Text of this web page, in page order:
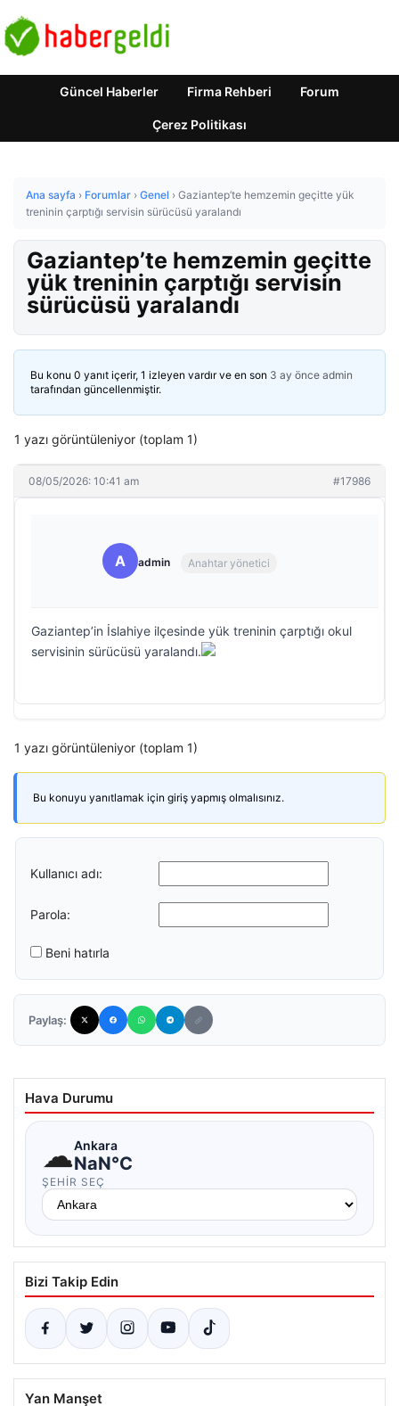
Güncel Haberler Firma Rehberi Forum
Çerez Politikası
Ana sayfa › Forumlar › Genel › Gaziantep’te hemzemin geçitte yük
treninin çarptığı servisin sürücüsü yaralandı
Gaziantep’te hemzemin geçitte
yük treninin çarptığı servisin
sürücüsü yaralandı
Bu konu 0 yanıt içerir, 1 izleyen vardır ve en son 3 ay önce admin
tarafından güncellenmiştir.
1 yazı görüntüleniyor (toplam 1)
08/05/2026: 10:41 am #17986
A admin Anahtar yönetici
Gaziantep’in İslahiye ilçesinde yük treninin çarptığı okul
servisinin sürücüsü yaralandı.
1 yazı görüntüleniyor (toplam 1)
Bu konuyu yanıtlamak için giriş yapmış olmalısınız.
Kullanıcı adı:
Parola:
Beni hatırla
Paylaş:
Hava Durumu
☁Ankara
NaN°C
ŞEHIR SEÇ
Bizi Takip Edin
Yan Manşet